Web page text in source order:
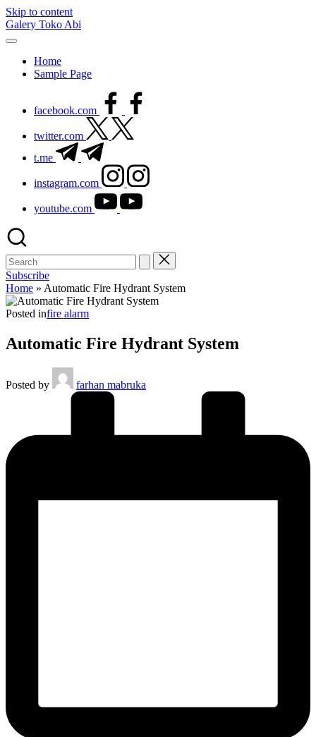
Skip to content
Galery Toko Abi
Home
Sample Page
facebook.com
twitter.com
t.me
instagram.com
youtube.com
Subscribe
Home » Automatic Fire Hydrant System
Posted infire alarm
Automatic Fire Hydrant System
Posted by farhan mabruka